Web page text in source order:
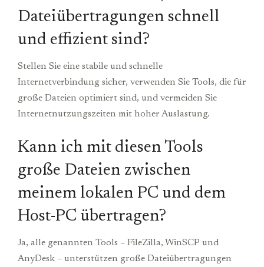
Dateiübertragungen schnell
und effizient sind?
Stellen Sie eine stabile und schnelle
Internetverbindung sicher, verwenden Sie Tools, die für
große Dateien optimiert sind, und vermeiden Sie
Internetnutzungszeiten mit hoher Auslastung.
Kann ich mit diesen Tools
große Dateien zwischen
meinem lokalen PC und dem
Host-PC übertragen?
Ja, alle genannten Tools – FileZilla, WinSCP und
AnyDesk – unterstützen große Dateiübertragungen